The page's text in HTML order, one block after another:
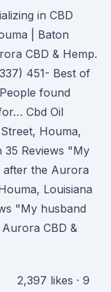
in CBD
| Baton
CBD & Hemp.
451- Best of
found
Cbd Oil
Houma,
35 Reviews "My
the Aurora
Louisiana
"My husband
CBD &
2,397 likes · 9